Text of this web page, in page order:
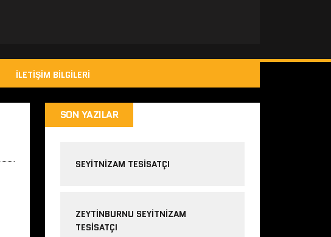
İLETIŞIM BILGILERI
SON YAZILAR
SEYITNIZAM TESISATÇI
ZEYTINBURNU SEYITNIZAM
TESISATÇI